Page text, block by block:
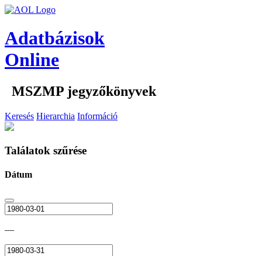
Adatbázisok
Online
MSZMP jegyzőkönyvek
Keresés Hierarchia Információ
Találatok szűrése
Dátum
—